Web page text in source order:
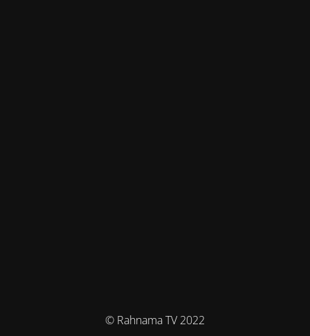
© Rahnama TV 2022